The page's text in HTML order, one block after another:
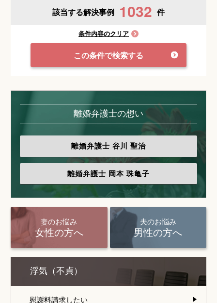
該当する解決事例 1032 件
条件内容のクリア
この条件で検索する
離婚弁護士の想い
離婚弁護士 谷川 聖治
離婚弁護士 岡本 珠亀子
妻のお悩み
女性の方へ
夫のお悩み
男性の方へ
浮気（不貞）
慰謝料請求したい